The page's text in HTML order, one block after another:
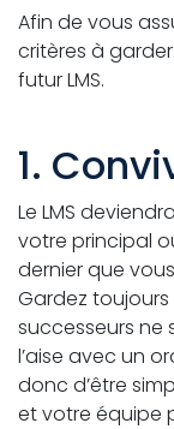
Afin de vous
critères à
futur LMS.
1.
Le LMS
votre principal
dernier que
Gardez
successeurs ne
l’aise avec un
donc d’être
et votre équipe